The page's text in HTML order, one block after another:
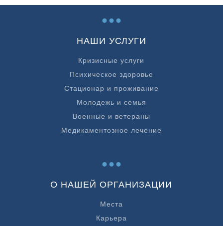
...
НАШИ УСЛУГИ
Кризисные услуги
Психическое здоровье
Стационар и проживание
Молодежь и семья
Военные и ветераны
Медикаментозное лечение
...
О НАШЕЙ ОРГАНИЗАЦИИ
Места
Карьера